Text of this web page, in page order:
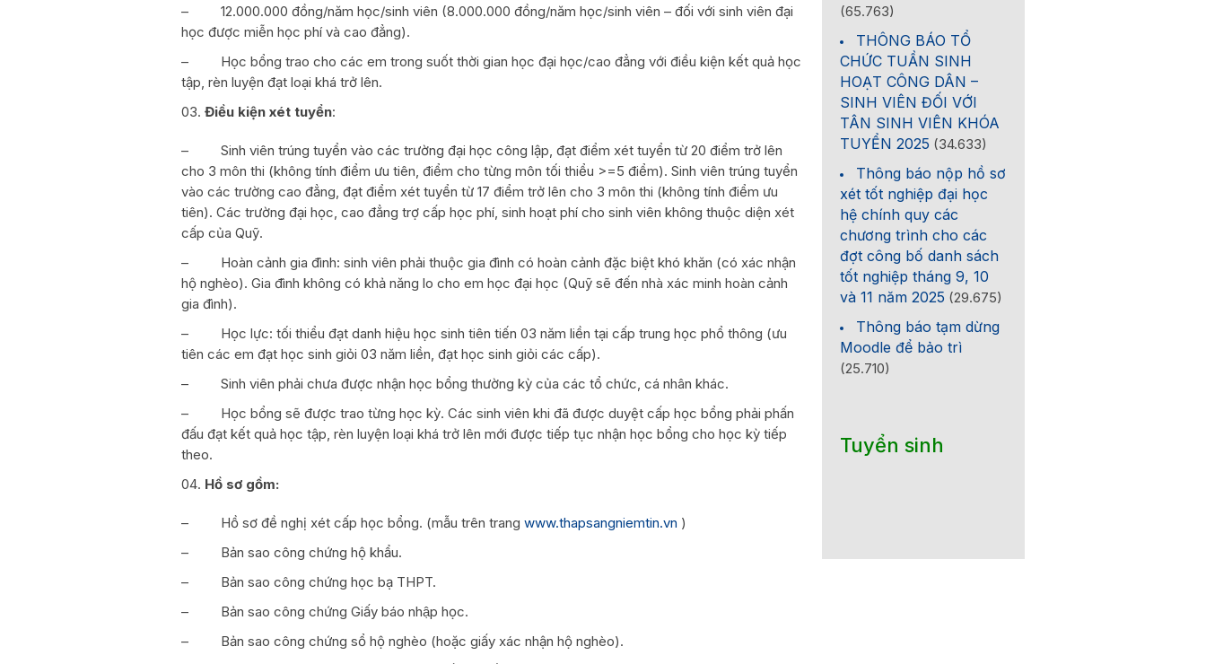
– 12.000.000 đồng/năm học/sinh viên (8.000.000 đồng/năm học/sinh viên – đối với sinh viên đại
học được miễn học phí và cao đẳng).
– Học bổng trao cho các em trong suốt thời gian học đại học/cao đẳng với điều kiện kết quả học
tập, rèn luyện đạt loại khá trở lên.
Điều kiện xét tuyển:
– Sinh viên trúng tuyển vào các trường đại học công lập, đạt điểm xét tuyển từ 20 điểm trở lên
cho 3 môn thi (không tính điểm ưu tiên, điểm cho từng môn tối thiểu >=5 điểm). Sinh viên trúng tuyển
vào các trường cao đẳng, đạt điểm xét tuyển từ 17 điểm trở lên cho 3 môn thi (không tính điểm ưu
tiên). Các trường đại học, cao đẳng trợ cấp học phí, sinh hoạt phí cho sinh viên không thuộc diện xét
cấp của Quỹ.
– Hoàn cảnh gia đình: sinh viên phải thuộc gia đình có hoàn cảnh đặc biệt khó khăn (có xác nhận
hộ nghèo). Gia đình không có khả năng lo cho em học đại học (Quỹ sẽ đến nhà xác minh hoàn cảnh
gia đình).
– Học lực: tối thiểu đạt danh hiệu học sinh tiên tiến 03 năm liền tại cấp trung học phổ thông (ưu
tiên các em đạt học sinh giỏi 03 năm liền, đạt học sinh giỏi các cấp).
– Sinh viên phải chưa được nhận học bổng thường kỳ của các tổ chức, cá nhân khác.
– Học bổng sẽ được trao từng học kỳ. Các sinh viên khi đã được duyệt cấp học bổng phải phấn
đấu đạt kết quả học tập, rèn luyện loại khá trở lên mới được tiếp tục nhận học bổng cho học kỳ tiếp
theo.
Hồ sơ gồm:
– Hồ sơ đề nghị xét cấp học bổng. (mẫu trên trang www.thapsangniemtin.vn )
– Bản sao công chứng hộ khẩu.
– Bản sao công chứng học bạ THPT.
– Bản sao công chứng Giấy báo nhập học.
– Bản sao công chứng sổ hộ nghèo (hoặc giấy xác nhận hộ nghèo).
(65.763)
THÔNG BÁO TỔ
CHỨC TUẦN SINH
HOẠT CÔNG DÂN –
SINH VIÊN ĐỐI VỚI
TÂN SINH VIÊN KHÓA
TUYỂN 2025 (34.633)
Thông báo nộp hồ sơ
xét tốt nghiệp đại học
hệ chính quy các
chương trình cho các
đợt công bố danh sách
tốt nghiệp tháng 9, 10
và 11 năm 2025 (29.675)
Thông báo tạm dừng
Moodle để bảo trì
(25.710)
Tuyển sinh